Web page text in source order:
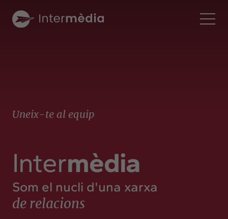
Els nostres serveis
Intermèdia
Interrelació
Clients
Uneix-te al equip
Intermèdia
Som el nucli d'una xarxa
de relacions